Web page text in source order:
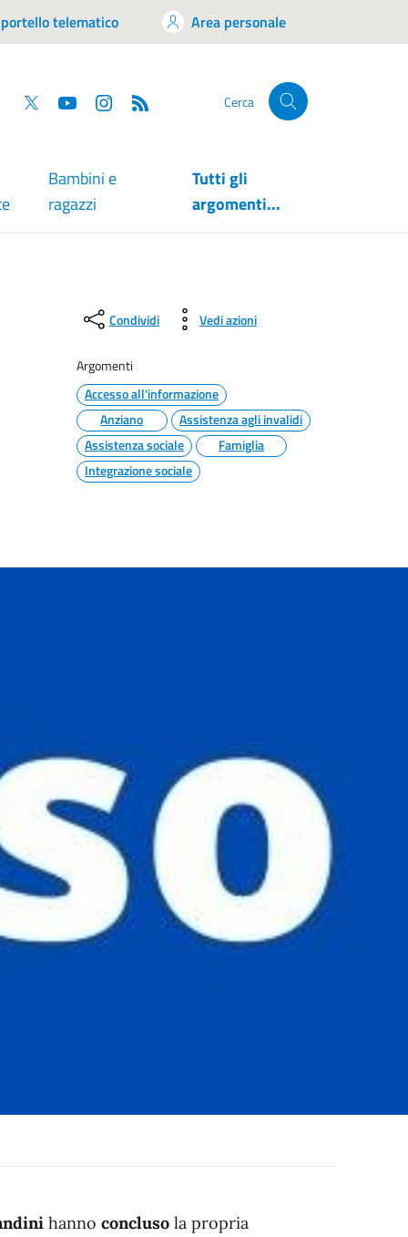
telematico Area personale
Facebook
Twitter YouTube Cerca
Bambini e
ragazzi
Tutti gli
argomenti...
Condividi Vedi azioni
Argomenti
Accesso all'informazione
Anziano
Assistenza agli invalidi
Assistenza sociale
Famiglia
Integrazione sociale
hanno concluso la propria